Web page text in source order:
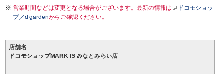
営業時間などは変更となる場合がございます。最新の情報は
ドコモショッ
プ／d gardenからご確認ください。
店舗名
ドコモショップMARK IS みなとみらい店